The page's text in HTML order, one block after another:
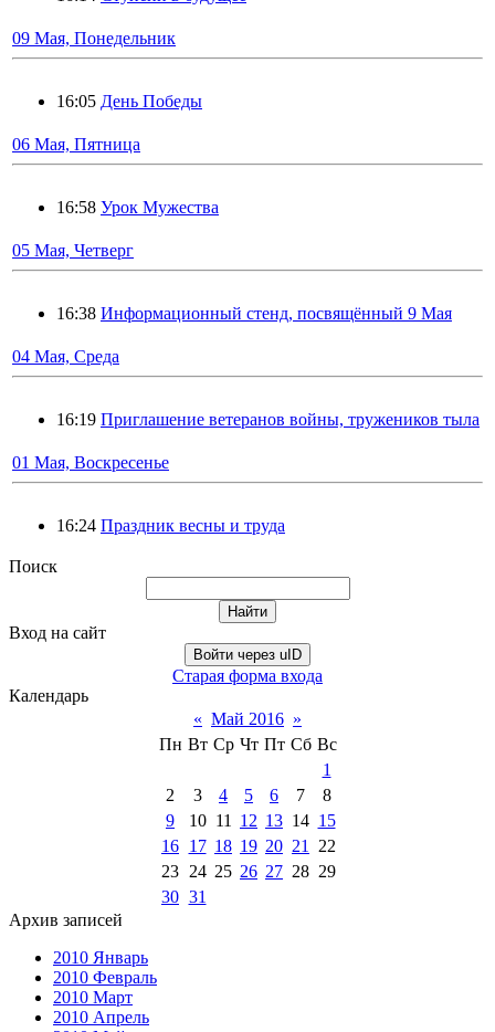
09 Мая, Понедельник
16:05 День Победы
06 Мая, Пятница
16:58 Урок Мужества
05 Мая, Четверг
16:38 Информационный стенд, посвящённый 9 Мая
04 Мая, Среда
16:19 Приглашение ветеранов войны, тружеников тыла
01 Мая, Воскресенье
16:24 Праздник весны и труда
Поиск
Вход на сайт
Войти через uID
Старая форма входа
Календарь
« Май 2016 »
Пн Вт Ср Чт Пт Сб Вс
1
2
3 4 5 6 7
8
9
10 11 12 13 14 15
16 17 18 19 20 21
22
23 24 25 26 27 28 29
30 31
Архив записей
2010 Январь
2010 Февраль
2010 Март
2010 Апрель